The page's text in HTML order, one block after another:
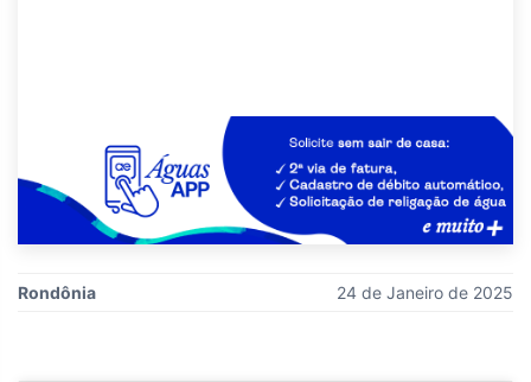
Rondônia 24 de Janeiro de 2025